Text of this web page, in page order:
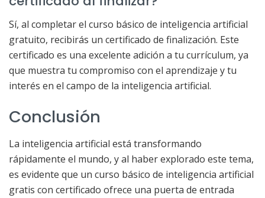
Sí, al completar el curso básico de inteligencia artificial
gratuito, recibirás un certificado de finalización. Este
certificado es una excelente adición a tu currículum, ya
que muestra tu compromiso con el aprendizaje y tu
interés en el campo de la inteligencia artificial.
Conclusión
La inteligencia artificial está transformando
rápidamente el mundo, y al haber explorado este tema,
es evidente que un curso básico de inteligencia artificial
gratis con certificado ofrece una puerta de entrada